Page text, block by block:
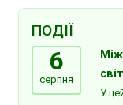
ПОДІЇ
6
серпня
У